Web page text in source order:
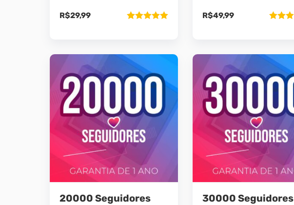
R$29,99 R$49,99
20000 Seguidores 30000 Seguidores